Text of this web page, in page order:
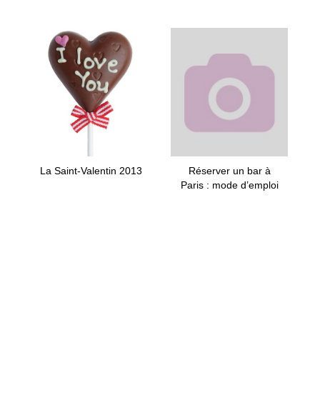
La Saint-Valentin 2013
Réserver un bar à
Paris : mode d’emploi